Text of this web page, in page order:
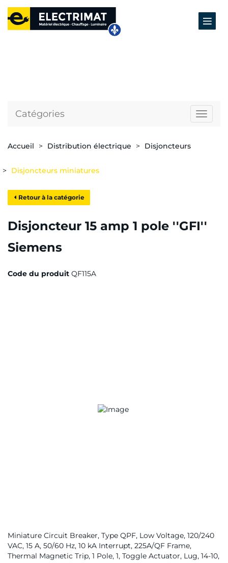
Catégories
Accueil Distribution électrique Disjoncteurs
Disjoncteurs miniatures
Retour à la catégorie
Disjoncteur 15 amp 1 pole ''GFI''
Siemens
Code du produit QF115A
Miniature Circuit Breaker, Type QPF, Low Voltage, 120/240
VAC, 15 A, 50/60 Hz, 10 kA Interrupt, 225A/QF Frame,
Thermal Magnetic Trip, 1 Pole, 1, Toggle Actuator, Lug, 14-10,